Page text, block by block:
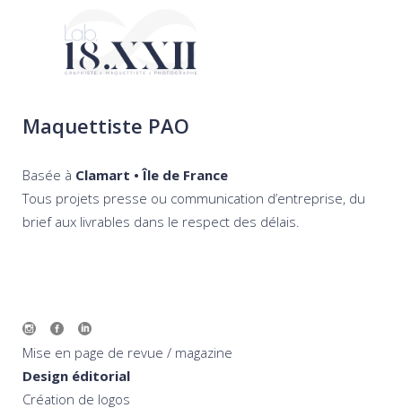
Maquettiste PAO
Basée à Clamart • Île de France
Tous projets presse ou communication d’entreprise, du
brief aux livrables dans le respect des délais.
Mise en page de revue / magazine
Design éditorial
Création de logos